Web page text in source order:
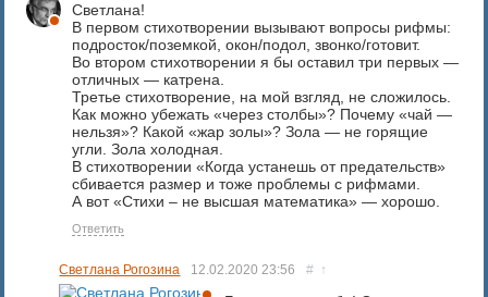
Светлана!
В первом стихотворении вызывают вопросы рифмы:
подросток/поземкой, окон/подол, звонко/готовит.
Во втором стихотворении я бы оставил три первых —
отличных — катрена.
Третье стихотворение, на мой взгляд, не сложилось.
Как можно убежать «через столбы»? Почему «чай —
нельзя»? Какой «жар золы»? Зола — не горящие
угли. Зола холодная.
В стихотворении «Когда устанешь от предательств»
сбивается размер и тоже проблемы с рифмами.
А вот «Стихи – не высшая математика» — хорошо.
Ответить
Светлана Рогозина 12.02.2020 23:56 # ↑